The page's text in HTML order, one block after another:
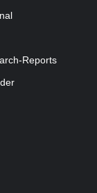
Reports